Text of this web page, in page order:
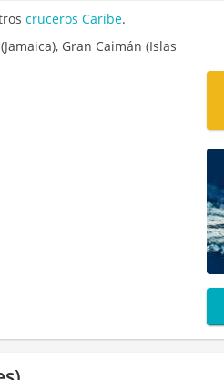
cruceros Caribe.
Gran Caimán (Islas